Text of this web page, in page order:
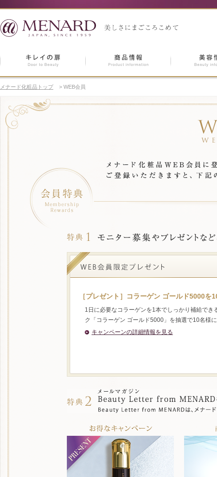
メナード化粧品トップ > WEB会員
［プレゼント］コラーゲン ゴールド5000を
1日に必要なコラーゲンを1本でしっかり補給でき
ク「コラーゲン ゴールド5000」を抽選で10名様
キャンペーンの詳細情報を見る